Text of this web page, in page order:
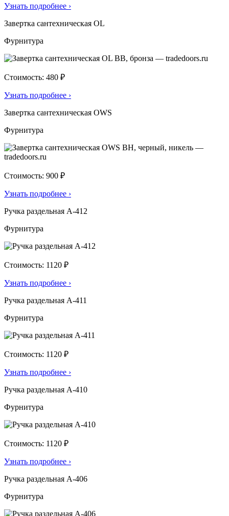
Узнать подробнее ›
Завертка сантехническая OL
Фурнитура
Стоимость: 480 ₽
Узнать подробнее ›
Завертка сантехническая OWS
Фурнитура
Стоимость: 900 ₽
Узнать подробнее ›
Ручка раздельная А-412
Фурнитура
Стоимость: 1120 ₽
Узнать подробнее ›
Ручка раздельная А-411
Фурнитура
Стоимость: 1120 ₽
Узнать подробнее ›
Ручка раздельная А-410
Фурнитура
Стоимость: 1120 ₽
Узнать подробнее ›
Ручка раздельная А-406
Фурнитура